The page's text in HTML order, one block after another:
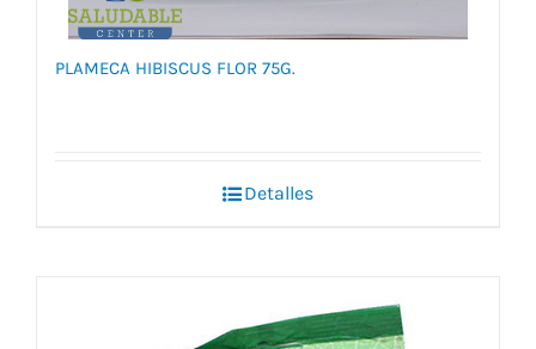
PLAMECA HIBISCUS FLOR 75G.
Detalles